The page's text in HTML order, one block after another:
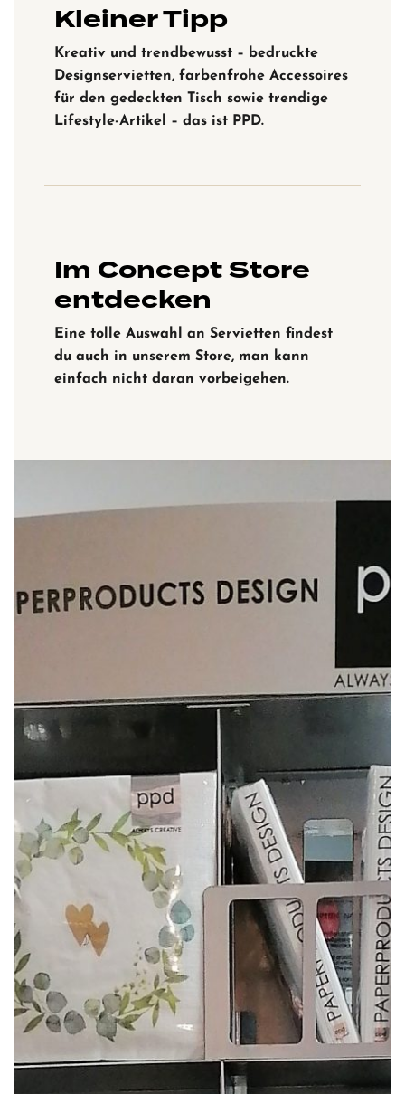
Kleiner Tipp
Kreativ und trendbewusst – bedruckte
Designservietten, farbenfrohe Accessoires
für den gedeckten Tisch sowie trendige
Lifestyle-Artikel – das ist PPD.
Im Concept Store
entdecken
Eine tolle Auswahl an Servietten findest
du auch in unserem Store, man kann
einfach nicht daran vorbeigehen.